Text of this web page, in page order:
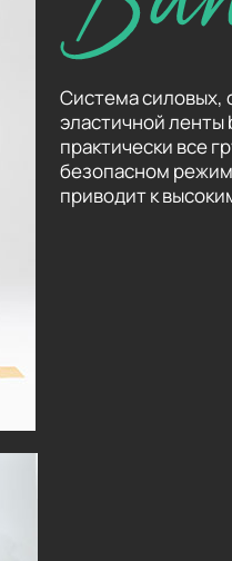
Система силовых,
эластичной ленты
практически все
безопасном
приводит к